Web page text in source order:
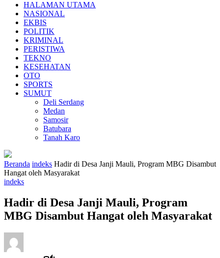
HALAMAN UTAMA
NASIONAL
EKBIS
POLITIK
KRIMINAL
PERISTIWA
TEKNO
KESEHATAN
OTO
SPORTS
SUMUT
Deli Serdang
Medan
Samosir
Batubara
Tanah Karo
Beranda indeks Hadir di Desa Janji Mauli, Program MBG Disambut
Hangat oleh Masyarakat
indeks
Hadir di Desa Janji Mauli, Program
MBG Disambut Hangat oleh Masyarakat